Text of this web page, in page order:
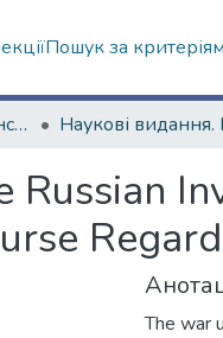
Пошук за
Навчально-науковий інститут "Каразінський інститут міжнародних відносин та туристичного бізнесу"
Russian
The war